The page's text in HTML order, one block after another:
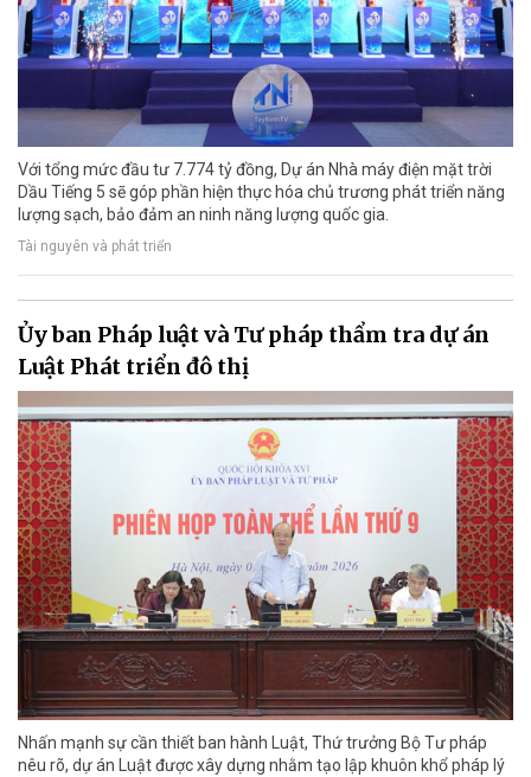
Với tổng mức đầu tư 7.774 tỷ đồng, Dự án Nhà máy điện mặt trời
Dầu Tiếng 5 sẽ góp phần hiện thực hóa chủ trương phát triển năng
lượng sạch, bảo đảm an ninh năng lượng quốc gia.
Tài nguyên và phát triển
Ủy ban Pháp luật và Tư pháp thẩm tra dự án
Luật Phát triển đô thị
Nhấn mạnh sự cần thiết ban hành Luật, Thứ trưởng Bộ Tư pháp
nêu rõ, dự án Luật được xây dựng nhằm tạo lập khuôn khổ pháp lý